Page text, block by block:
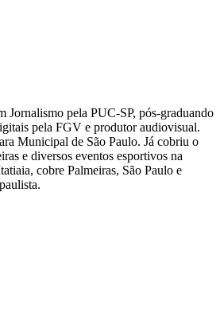
Jornalismo pela PUC-SP, pós-graduando
pela FGV e produtor audiovisual.
Municipal de São Paulo. Já cobriu o
e diversos eventos esportivos na
cobre Palmeiras, São Paulo e